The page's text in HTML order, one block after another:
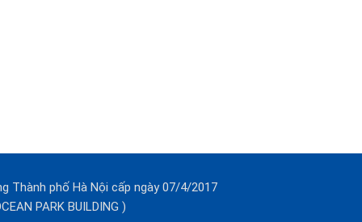
Thành phố Hà Nội cấp ngày 07/4/2017
PARK BUILDING )